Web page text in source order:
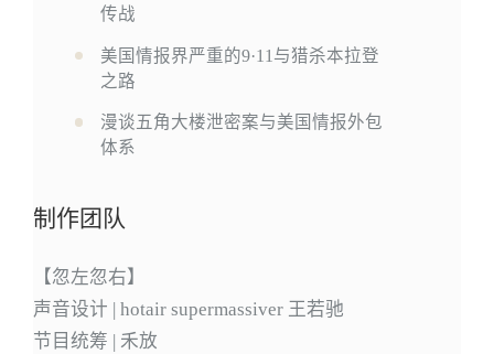
传战
美国情报界严重的9·11与猎杀本拉登
之路
漫谈五角大楼泄密案与美国情报外包
体系
制作团队
【忽左忽右】
声音设计 | hotair supermassiver 王若驰
节目统筹 | 禾放